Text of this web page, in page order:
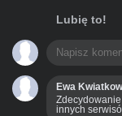
Lubię to!
Ewa
innych